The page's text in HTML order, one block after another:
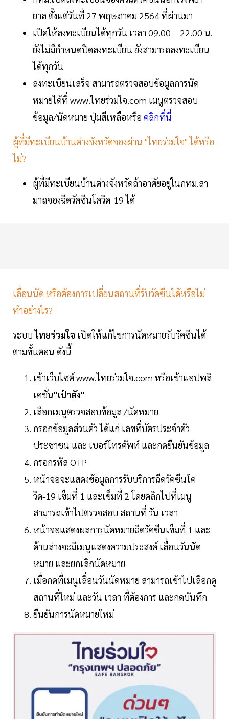
ยาล ตั้งแต่วันที่ 27 พฤษภาคม 2564 ที่ผ่านมา
เปิดให้ลงทะเบียนได้ทุกวัน เวลา 09.00 – 22.00 น.
ยังไม่มีกำหนดปิดลงทะเบียน ยังสามารถลงทะเบียน
ได้ทุกวัน
ลงทะเบียนเสร็จ สามารถตรวจสอบข้อมูลการนัด
หมายได้ที่ www.ไทยร่วมใจ.com เมนูตรวจสอบ
ข้อมูล/นัดหมาย ปุ่มสีเหลือหรือ คลิกที่นี่
ผู้ที่มีทะเบียนบ้านต่างจังหวัดจองผ่าน "ไทยร่วมใจ" ได้หรือ
ไม่?
ผู้ที่มีทะเบียนบ้านต่างจังหวัดถ้าอาศัยอยู่ในกทม.สา
มาถจองฉีดวัคซีนโควิด-19 ได้
เลื่อนนัด หรือต้องการเปลี่ยนสถานที่รับวัคซีนได้หรือไม่
ทำอย่างไร?
ระบบไทยร่วมใจ เปิดให้แก้ไขการนัดหมายรับวัคซีนได้
ตามขั้นตอน ดังนี้
เข้าเว็บไซต์ www.ไทยร่วมใจ.com หรือเข้าแอปพลิ
เคชั่น"เป๋าตัง"
เลือกเมนูตรวจสอบข้อมูล /นัดหมาย
กรอกข้อมูลส่วนตัว ได้แก่ เลขที่บัตรประจำตัว
ประชาชน และ เบอร์โทรศัพท์ และกดยืนยันข้อมูล
กรอกรหัส OTP
หน้าจอจะแสดงข้อมูลการรับบริการฉีดวัคซีนโค
วิด-19 เข็มที่ 1 และเข็มที่ 2 โดยคลิกไปที่เมนู
สามารถเข้าไปตรวจสอบ สถานที่ วัน เวลา
หน้าจอแสดงผลการนัดหมายฉีดวัคซีนเข็มที่ 1 และ
ด้านล่างจะมีเมนูแสดงความประสงค์ เลื่อนวันนัด
หมาย และยกเลิกนัดหมาย
เมื่อกดที่เมนูเลื่อนวันนัดหมาย สามารถเข้าไปเลือกดู
สถานที่ใหม่ และวัน เวลา ที่ต้องการ และกดบันทึก
ยืนยันการนัดหมายใหม่